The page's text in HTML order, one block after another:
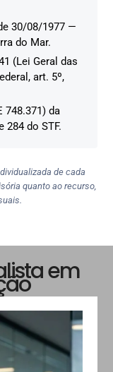
30/08/1977 —
do Mar.
(Lei Geral das
art. 5º,
748.371) da
284 do STF.
de cada
quanto ao recurso,
em